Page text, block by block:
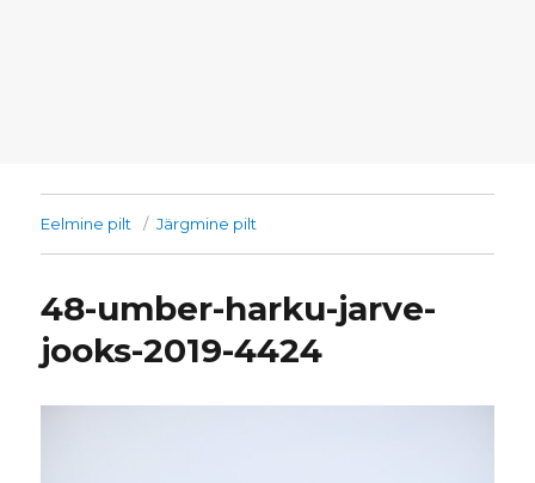
Eelmine pilt Järgmine pilt
48-umber-harku-jarve-
jooks-2019-4424